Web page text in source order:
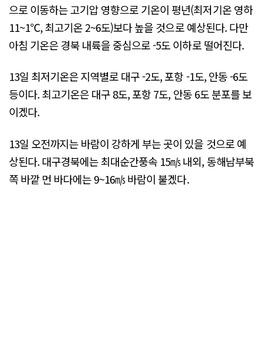
으로 이동하는 고기압 영향으로 기온이 평년(최저기온 영하
11~1℃, 최고기온 2~6도)보다 높을 것으로 예상된다. 다만
아침 기온은 경북 내륙을 중심으로 -5도 이하로 떨어진다.
13일 최저기온은 지역별로 대구 -2도, 포항 -1도, 안동 -6도
등이다. 최고기온은 대구 8도, 포항 7도, 안동 6도 분포를 보
이겠다.
13일 오전까지는 바람이 강하게 부는 곳이 있을 것으로 예
상된다. 대구경북에는 최대순간풍속 15㎧ 내외, 동해남부북
쪽 바깥 먼 바다에는 9~16㎧ 바람이 불겠다.